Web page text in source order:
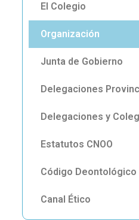
El Colegio
Organización
Junta de Gobierno
Delegaciones
Delegaciones y
Estatutos CNOO
Código Deontológico
Canal Ético